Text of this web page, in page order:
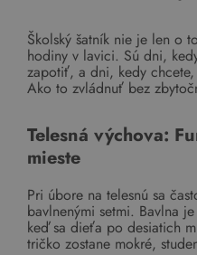
Školský šatník nie je len o
hodiny v lavici. Sú dni,
zapotiť, a dni, kedy
Ako to zvládnuť bez
Telesná výchova:
mieste
Pri úbore na telesnú sa
bavlnenými setmi. Bavlna
keď sa dieťa po desiatich
tričko zostane mokré,